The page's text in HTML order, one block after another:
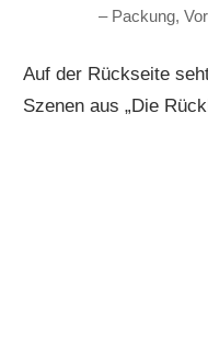
– Packung,
Auf der Rückseite
Szenen aus „Die